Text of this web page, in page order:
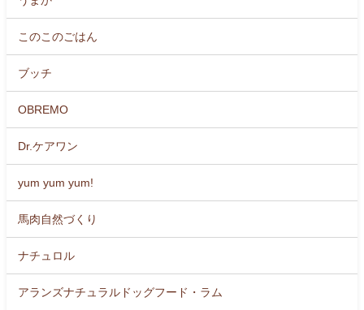
このこのごはん
ブッチ
OBREMO
Dr.ケアワン
yum yum yum!
馬肉自然づくり
ナチュロル
アランズナチュラルドッグフード・ラム